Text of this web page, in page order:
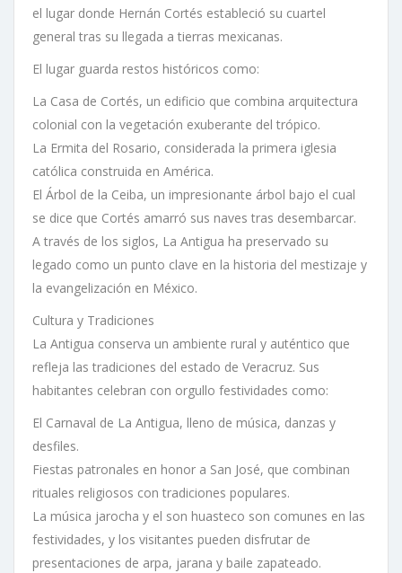
el lugar donde Hernán Cortés estableció su cuartel
general tras su llegada a tierras mexicanas.
El lugar guarda restos históricos como:
La Casa de Cortés, un edificio que combina arquitectura
colonial con la vegetación exuberante del trópico.
La Ermita del Rosario, considerada la primera iglesia
católica construida en América.
El Árbol de la Ceiba, un impresionante árbol bajo el cual
se dice que Cortés amarró sus naves tras desembarcar.
A través de los siglos, La Antigua ha preservado su
legado como un punto clave en la historia del mestizaje y
la evangelización en México.
Cultura y Tradiciones
La Antigua conserva un ambiente rural y auténtico que
refleja las tradiciones del estado de Veracruz. Sus
habitantes celebran con orgullo festividades como:
El Carnaval de La Antigua, lleno de música, danzas y
desfiles.
Fiestas patronales en honor a San José, que combinan
rituales religiosos con tradiciones populares.
La música jarocha y el son huasteco son comunes en las
festividades, y los visitantes pueden disfrutar de
presentaciones de arpa, jarana y baile zapateado.